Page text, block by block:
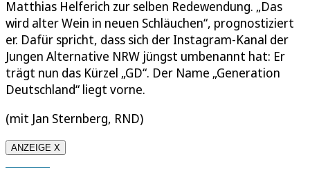
Matthias Helferich zur selben Redewendung. „Das
wird alter Wein in neuen Schläuchen“, prognostiziert
er. Dafür spricht, dass sich der Instagram-Kanal der
Jungen Alternative NRW jüngst umbenannt hat: Er
trägt nun das Kürzel „GD“. Der Name „Generation
Deutschland“ liegt vorne.
(mit Jan Sternberg, RND)
ANZEIGE X